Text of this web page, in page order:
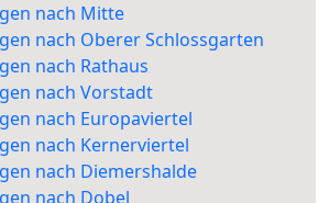
nach Mitte
nach Oberer Schlossgarten
nach Rathaus
nach Vorstadt
nach Europaviertel
nach Kernerviertel
nach Diemershalde
nach Dobel